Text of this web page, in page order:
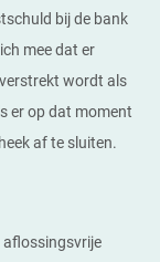
bij de bank
mee dat er
wordt als
er op dat moment
af te sluiten.
aflossingsvrije